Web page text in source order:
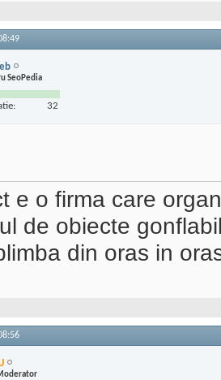
SeoPedia
32
e o firma care
de obiecte
din oras in